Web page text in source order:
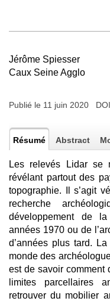
Jérôme Spiesser
Caux Seine Agglo
Publié le 11 juin 2020
Résumé Abstract
Les relevés Lidar se
révélant partout des
topographie. Il s’agit
recherche
développement de
années 1970 ou de
d’années plus tard.
monde des
est de savoir comment
limites parcellaires
retrouver du mobilier